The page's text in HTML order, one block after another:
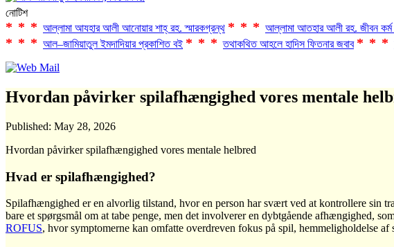
নোটিশ
*** আল্লামা আযহার আলী আনোয়ার শাহ্‌ রহ. স্মারকগ্রন্থ *** আল্লামা আতহার আলী রহ. জীবন কর্ম
*** আল–জামিয়াতুল ইমদাদিয়ার প্রকাশিত বই ***তথাকথিত আহলে হাদিস ফিতনার জবাব ***
Hvordan påvirker spilafhængighed vores mentale
Published: May 28, 2026
Hvordan påvirker spilafhængighed vores mentale helbred
Hvad er spilafhængighed?
Spilafhængighed er en alvorlig tilstand, hvor en person har svært ved at kontrollere sin
bare et spørgsmål om at tabe penge, men det involverer en dybtgående afhængighed,
ROFUS, hvor symptomerne kan omfatte overdreven fokus på spil, hemmeligholdelse